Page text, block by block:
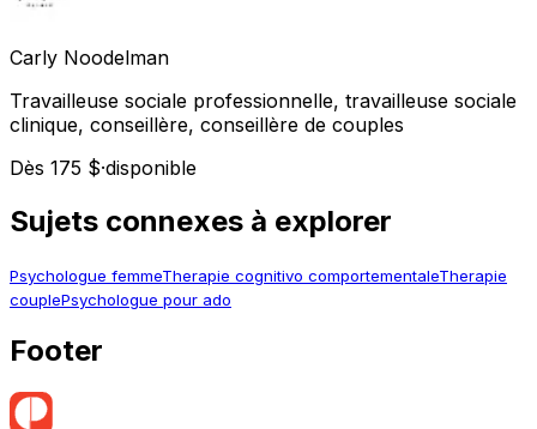
Carly Noodelman
Travailleuse sociale professionnelle, travailleuse sociale
clinique, conseillère, conseillère de couples
Dès 175 $·disponible
Sujets connexes à explorer
Psychologue femmeTherapie cognitivo comportementaleTherapie
couplePsychologue pour ado
Footer